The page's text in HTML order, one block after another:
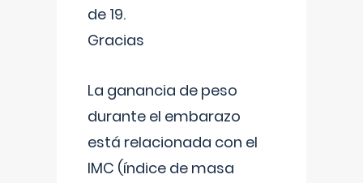
de 19.
Gracias
La ganancia de peso
durante el embarazo
está relacionada con el
IMC (índice de masa